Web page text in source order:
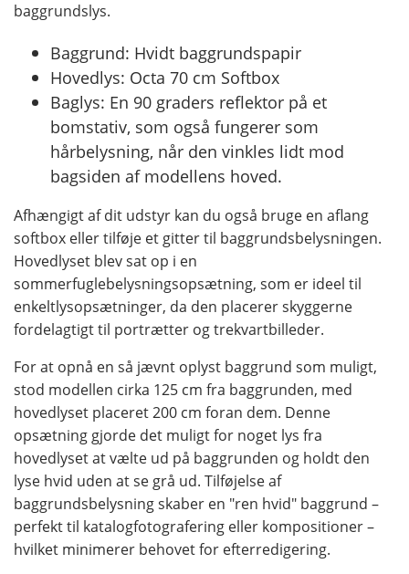
baggrundslys.
Baggrund: Hvidt baggrundspapir
Hovedlys: Octa 70 cm Softbox
Baglys: En 90 graders reflektor på et
bomstativ, som også fungerer som
hårbelysning, når den vinkles lidt mod
bagsiden af ​​modellens hoved.
Afhængigt af dit udstyr kan du også bruge en aflang
softbox eller tilføje et gitter til baggrundsbelysningen.
Hovedlyset blev sat op i en
sommerfuglebelysningsopsætning, som er ideel til
enkeltlysopsætninger, da den placerer skyggerne
fordelagtigt til portrætter og trekvartbilleder.
For at opnå en så jævnt oplyst baggrund som muligt,
stod modellen cirka 125 cm fra baggrunden, med
hovedlyset placeret 200 cm foran dem. Denne
opsætning gjorde det muligt for noget lys fra
hovedlyset at vælte ud på baggrunden og holdt den
lyse hvid uden at se grå ud. Tilføjelse af
baggrundsbelysning skaber en "ren hvid" baggrund –
perfekt til katalogfotografering eller kompositioner –
hvilket minimerer behovet for efterredigering.